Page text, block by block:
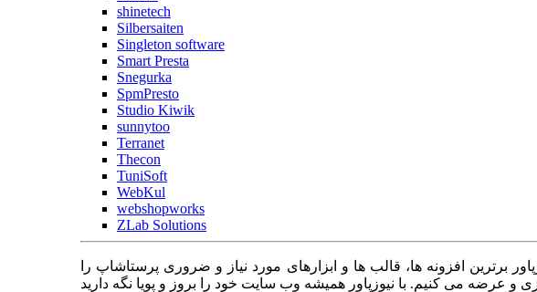
shinetech
Silbersaiten
Singleton software
Smart Presta
Snegurka
SpmPresto
Studio Kiwik
sunnytoo
Terranet
Thecon
TuniSoft
WebKul
webshopworks
ZLab Solutions
افزونه ها، قالب ها و ابزارهای مورد نیاز و ضروری پرستاشاپ را